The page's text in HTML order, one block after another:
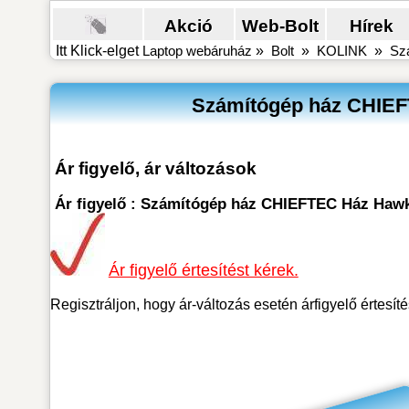
Akció Web-Bolt Hírek
Itt Klick-elget Laptop webáruház » Bolt» KOLINK »
Számítógép ház
Ár figyelő, ár változások
Ár figyelő : Számítógép ház CHIEFTEC Ház
Ár figyelő értesítést kérek.
Regisztráljon, hogy ár-változás esetén árfigyelő